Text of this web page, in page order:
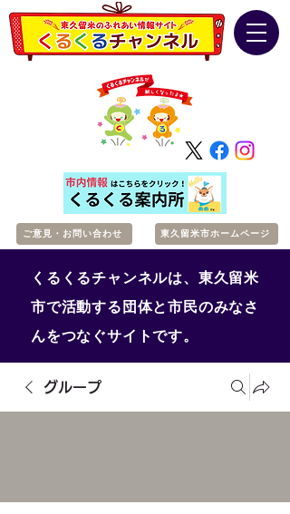
ご意見・お問い合わせ 東久留米市ホームページ
くるくるチャンネルは、東久留米
市で活動する団体と市民のみなさ
んをつなぐサイトです。
グループ